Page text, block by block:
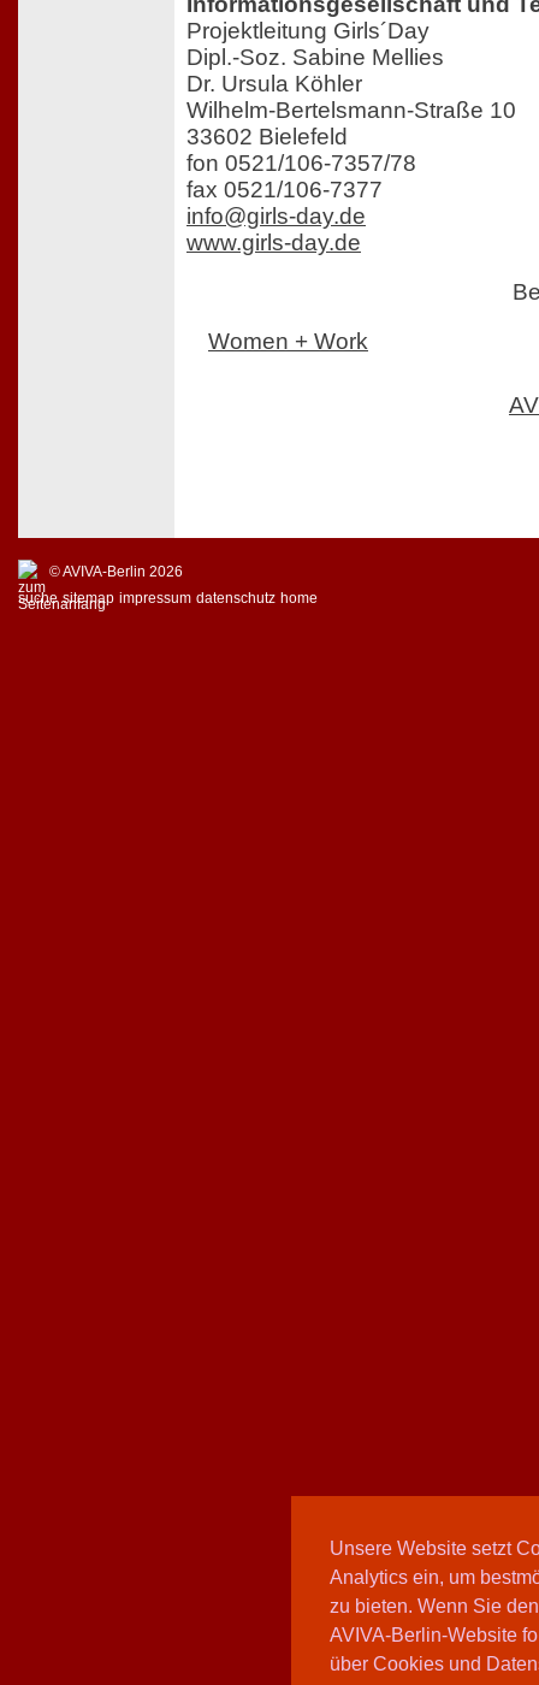
Unsere Website setzt
Analytics ein, um
zu bieten. Wenn Sie
AVIVA-Berlin-Website
über Cookies und
Projektleitung Girls´Day
Dipl.-Soz. Sabine Mellies
Dr. Ursula Köhler
Wilhelm-Bertelsmann-Straße 10
33602 Bielefeld
fon 0521/106-7357/78
fax 0521/106-7377
info@girls-day.de
www.girls-day.de
Women + Work
© AVIVA-Berlin 2026
suche sitemap impressum datenschutz home